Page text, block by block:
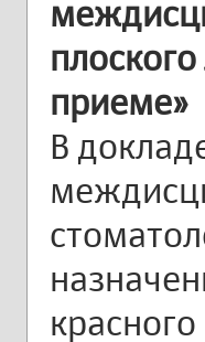
приеме»
В